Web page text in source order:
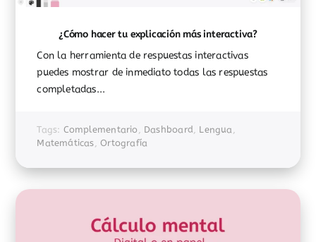
¿Cómo hacer tu explicación más interactiva?
Con la herramienta de respuestas interactivas
puedes mostrar de inmediato todas las respuestas
completadas...
Tags: Complementario, Dashboard, Lengua,
Matemáticas,Ortografía